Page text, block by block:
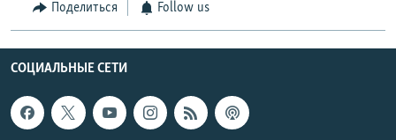
Поделиться Follow us
СОЦИАЛЬНЫЕ СЕТИ